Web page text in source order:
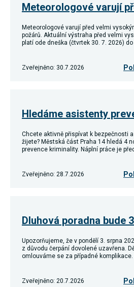
Meteorologové varují
Meteorologové varují před velmi
požárů. Aktuální výstraha před velmi
platí ode dneška (čtvrtek 30. 7. 2026)
Zveřejněno: 30.7.2026
Hledáme asistenty
Chcete aktivně přispívat k bezpečnosti
žijete? Městská část Praha 14 hledá 4
prevence kriminality. Náplní práce je
Zveřejněno: 28.7.2026
Dluhová poradna bude
Upozorňujeme, že v pondělí 3. srpna
z důvodu čerpání dovolené uzavřena.
omlouváme se za případné
Zveřejněno: 20.7.2026